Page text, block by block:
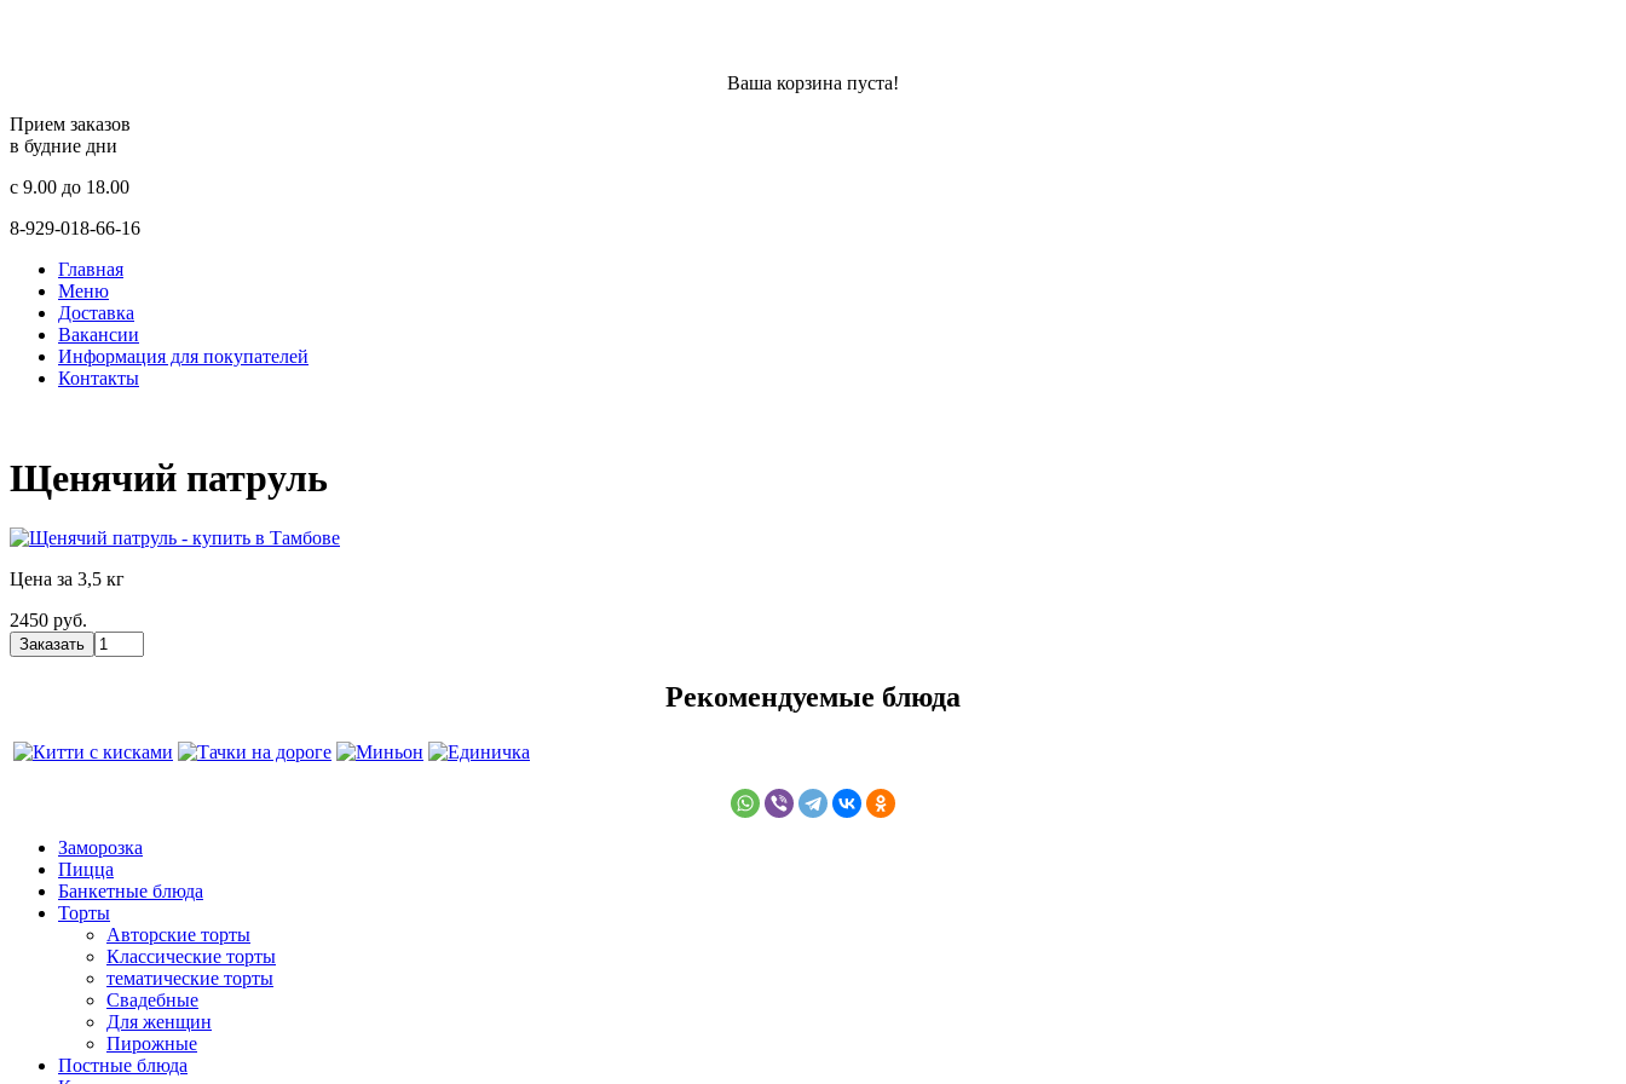
Ваша корзина пуста!
Прием заказов
в будние дни
c 9.00 до 18.00
8-929-018-66-16
Главная
Меню
Доставка
Вакансии
Информация для покупателей
Контакты
Щенячий патруль
Цена за 3,5 кг
2450 руб.
Рекомендуемые блюда
Заморозка
Пицца
Банкетные блюда
Торты
Авторские торты
Классические торты
тематические торты
Свадебные
Для женщин
Пирожные
Постные блюда